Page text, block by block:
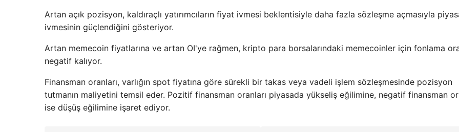
Artan açık pozisyon, kaldıraçlı yatırımcıların fiyat ivmesi beklentisiyle daha fazla sözleşme açmasıyla
ivmesinin güçlendiğini gösteriyor.
Artan memecoin fiyatlarına ve artan OI'ye rağmen, kripto para borsalarındaki memecoinler için fonlama
negatif kalıyor.
Finansman oranları, varlığın spot fiyatına göre sürekli bir takas veya vadeli işlem sözleşmesinde pozisyon
tutmanın maliyetini temsil eder. Pozitif finansman oranları piyasada yükseliş eğilimine, negatif finansman
ise düşüş eğilimine işaret ediyor.